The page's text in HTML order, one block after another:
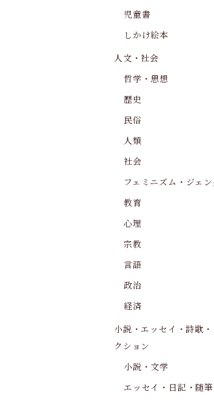
児童書
しかけ絵本
人文・社会
哲学・思想
歴史
民俗
人類
社会
フェミニズム・ジェン
教育
心理
宗教
言語
政治
経済
小説・エッセイ・詩歌・
クション
小説・文学
エッセイ・日記・随筆